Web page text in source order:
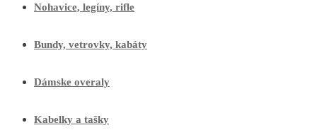
Nohavice, legíny, rifle
Bundy, vetrovky, kabáty
Dámske overaly
Kabelky a tašky